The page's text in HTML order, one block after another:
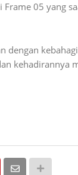
05 yang
dengan
kehadirannya